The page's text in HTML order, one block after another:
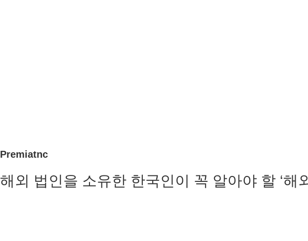
Premiatnc
해외 법인을 소유한 한국인이 꼭 알아야 할 ‘해